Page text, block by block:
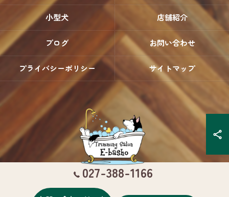
027-388-1166
小型犬 店舗紹介
ブログ お問い合わせ
プライバシーポリシー サイトマップ